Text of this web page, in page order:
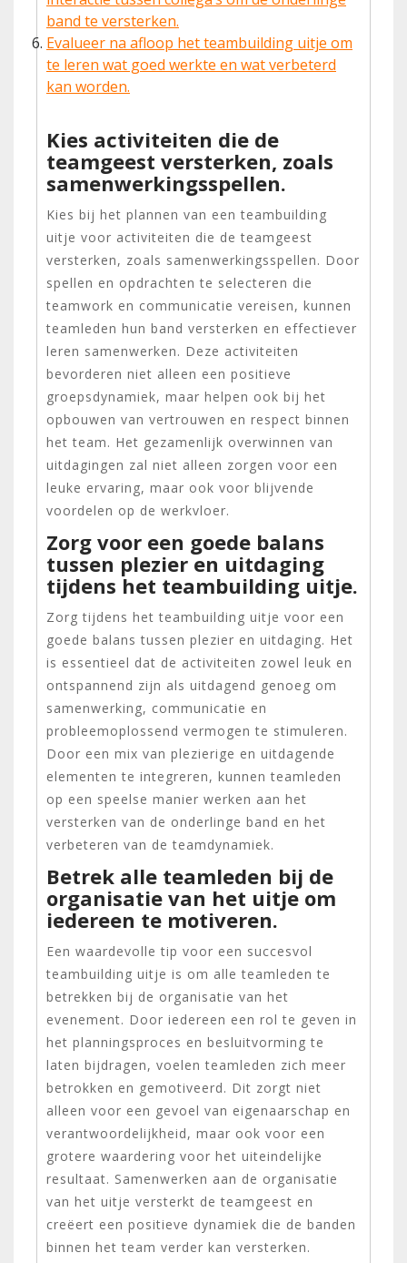
band te versterken.
Evalueer na afloop het teambuilding uitje om
te leren wat goed werkte en wat verbeterd
kan worden.
Kies activiteiten die de
teamgeest versterken, zoals
samenwerkingsspellen.
Kies bij het plannen van een teambuilding
uitje voor activiteiten die de teamgeest
versterken, zoals samenwerkingsspellen. Door
spellen en opdrachten te selecteren die
teamwork en communicatie vereisen, kunnen
teamleden hun band versterken en effectiever
leren samenwerken. Deze activiteiten
bevorderen niet alleen een positieve
groepsdynamiek, maar helpen ook bij het
opbouwen van vertrouwen en respect binnen
het team. Het gezamenlijk overwinnen van
uitdagingen zal niet alleen zorgen voor een
leuke ervaring, maar ook voor blijvende
voordelen op de werkvloer.
Zorg voor een goede balans
tussen plezier en uitdaging
tijdens het teambuilding uitje.
Zorg tijdens het teambuilding uitje voor een
goede balans tussen plezier en uitdaging. Het
is essentieel dat de activiteiten zowel leuk en
ontspannend zijn als uitdagend genoeg om
samenwerking, communicatie en
probleemoplossend vermogen te stimuleren.
Door een mix van plezierige en uitdagende
elementen te integreren, kunnen teamleden
op een speelse manier werken aan het
versterken van de onderlinge band en het
verbeteren van de teamdynamiek.
Betrek alle teamleden bij de
organisatie van het uitje om
iedereen te motiveren.
Een waardevolle tip voor een succesvol
teambuilding uitje is om alle teamleden te
betrekken bij de organisatie van het
evenement. Door iedereen een rol te geven in
het planningsproces en besluitvorming te
laten bijdragen, voelen teamleden zich meer
betrokken en gemotiveerd. Dit zorgt niet
alleen voor een gevoel van eigenaarschap en
verantwoordelijkheid, maar ook voor een
grotere waardering voor het uiteindelijke
resultaat. Samenwerken aan de organisatie
van het uitje versterkt de teamgeest en
creëert een positieve dynamiek die de banden
binnen het team verder kan versterken.